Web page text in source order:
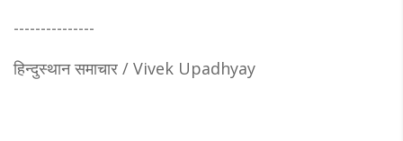
---------------
हिन्दुस्थान समाचार / Vivek Upadhyay